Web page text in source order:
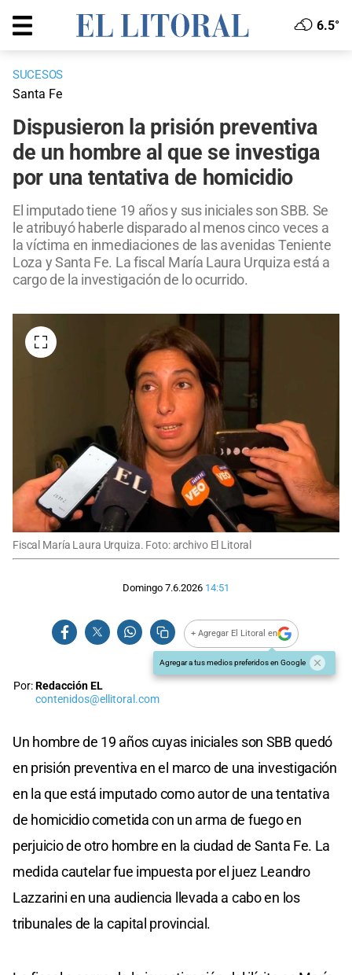
6.5°
SUCESOS
Santa Fe
Dispusieron la prisión preventiva
de un hombre al que se investiga
por una tentativa de homicidio
El imputado tiene 19 años y sus iniciales son SBB. Se
le atribuyó haberle disparado al menos cinco veces a
la víctima en inmediaciones de las avenidas Teniente
Loza y Santa Fe. La fiscal María Laura Urquiza está a
cargo de la investigación de lo ocurrido.
Fiscal María Laura Urquiza. Foto: archivo El Litoral
Domingo 7.6.2026 14:51
+ Agregar El Litoral en
Agregar a tus medios preferidos en Google
Por:Redacción EL
contenidos@ellitoral.com
Un hombre de 19 años cuyas iniciales son SBB quedó
en prisión preventiva en el marco de una investigación
en la que está imputado como autor de una tentativa
de homicidio cometida con un arma de fuego en
perjuicio de otro hombre en la ciudad de Santa Fe. La
medida cautelar fue impuesta por el juez Leandro
Lazzarini en una audiencia llevada a cabo en los
tribunales de la capital provincial.